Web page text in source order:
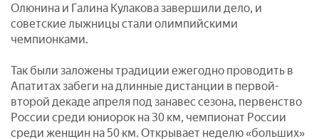
Олюнина и Галина Кулакова завершили дело, и
советские лыжницы стали олимпийскими
чемпионками.
Так были заложены традиции ежегодно проводить в
Апатитах забеги на длинные дистанции в первой-
второй декаде апреля под занавес сезона, первенство
России среди юниорок на 30 км, чемпионат России
среди женщин на 50 км. Открывает неделю «больших»